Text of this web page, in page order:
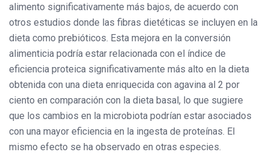
alimento significativamente más bajos, de acuerdo con
otros estudios donde las fibras dietéticas se incluyen en la
dieta como prebióticos. Esta mejora en la conversión
alimenticia podría estar relacionada con el índice de
eficiencia proteica significativamente más alto en la dieta
obtenida con una dieta enriquecida con agavina al 2 por
ciento en comparación con la dieta basal, lo que sugiere
que los cambios en la microbiota podrían estar asociados
con una mayor eficiencia en la ingesta de proteínas. El
mismo efecto se ha observado en otras especies.